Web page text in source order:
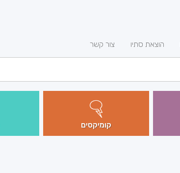
הוצאת סתיו צור קשר
קומיקסים